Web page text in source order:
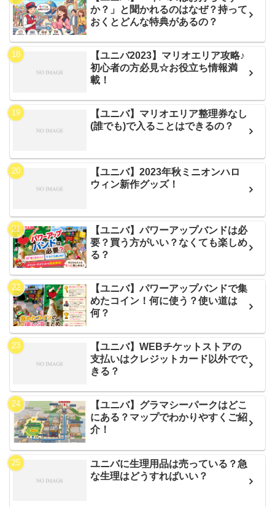
か？」と聞かれるのはなぜ？持って
おくとどんな特典があるの？
【ユニバ2023】マリオエリア攻略♪
初心者の方必見☆お役立ち情報満
載！
【ユニバ】マリオエリア整理券なし
(誰でも)で入ることはできるの？
【ユニバ】2023年秋ミニオンハロ
ウィン新作グッズ！
【ユニバ】パワーアップバンドは必
要？買う方がいい？なくても楽しめ
る？
【ユニバ】パワーアップバンドで集
めたコイン！何に使う？使い道は
何？
【ユニバ】WEBチケットストアの
支払いはクレジットカード以外でで
きる？
【ユニバ】グラマシーパークはどこ
にある？マップでわかりやすくご紹
介！
ユニバに生理用品は売っている？急
な生理はどうすればいい？